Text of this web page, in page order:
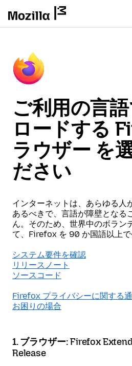
ご利用の言
ロードする
ラウザー を
ださい
インターネットは、あらゆる人
あるべきで、言語が障壁となる
ん。そのため、世界中のボラン
て、Firefox を 90 か国語以上で
システム要件を確認
リリースノート
ソースコード
Firefox プライバシーに関する
お困りの場合
1. ブラウザー:Firefox
Release